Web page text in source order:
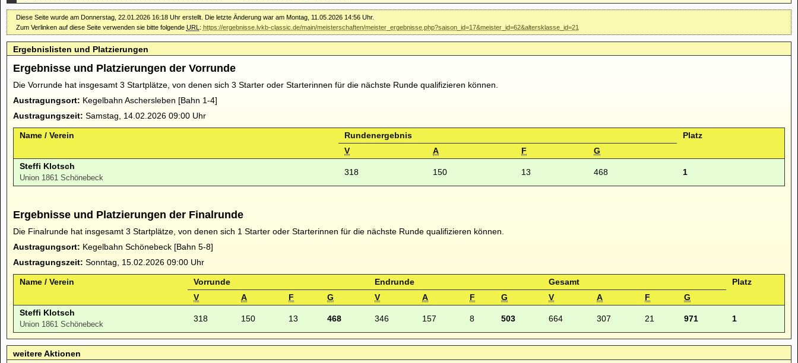
Diese Seite wurde am Donnerstag, 22.01.2026 16:18 Uhr erstellt. Die letzte Änderung war am Montag, 11.05.2026 14:56 Uhr.
Zum Verlinken auf diese Seite verwenden sie bitte folgende URL : https://ergebnisse.lvkb-classic.de/main/meisterschaften/meister_ergebnisse.php?saison_id=17&meister_id=62&altersklasse_id=21
Ergebnislisten und Platzierungen
Ergebnisse und Platzierungen der Vorrunde
Die Vorrunde hat insgesamt 3 Startplätze, von denen sich 3 Starter oder Starterinnen für die nächste Runde qualifizieren können.
Austragungsort: Kegelbahn Aschersleben [Bahn 1-4]
Austragungszeit: Samstag, 14.02.2026 09:00 Uhr
Name / Verein Rundenergebnis
Platz
V
A F
G
Steffi Klotsch
Union 1861 Schönebeck
318 150 13 468 1
Ergebnisse und Platzierungen der Finalrunde
Die Finalrunde hat insgesamt 3 Startplätze, von denen sich 1 Starter oder Starterinnen für die nächste Runde qualifizieren können.
Austragungsort: Kegelbahn Schönebeck [Bahn 5-8]
Austragungszeit: Sonntag, 15.02.2026 09:00 Uhr
Name / Verein Vorrunde Endrunde Gesamt
Platz
V
A F G V A F G V A F
G
Steffi Klotsch
Union 1861 Schönebeck
318 150 13 468 346 157 8 503 664 307 21 971 1
weitere Aktionen